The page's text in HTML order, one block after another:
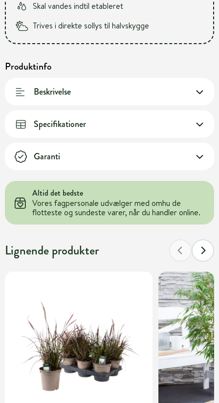
Skal vandes indtil etableret
Trives i direkte sollys til halvskygge
Produktinfo
Beskrivelse
Specifikationer
Garanti
Altid det bedste
Vores fagpersonale udvælger med omhu de
flotteste og sundeste varer, når du handler online.
Lignende produkter